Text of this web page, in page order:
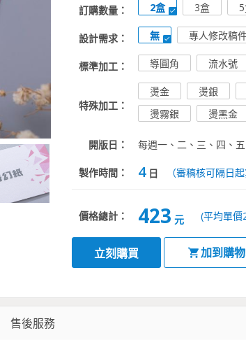
訂購數量： 2盒 3盒
設計需求： 無 專人修改稿
標準加工： 導圓角 流水號
特殊加工：
燙金 燙銀
燙霧銀
燙黑金
開版日： 每週一、二、三、四、
製作時間： 4 日 （審稿核可隔日
價格總計： 423 元 (平均單價
立刻購買 加到購
售後服務